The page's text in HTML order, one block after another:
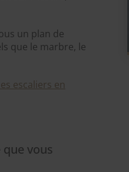
un plan de
que le marbre, le
escaliers en
vous